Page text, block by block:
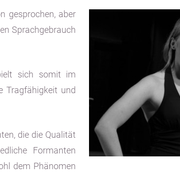
gesprochen, aber
Sprachgebrauch
sich somit im
Tragfähigkeit und
die die Qualität
Formanten
dem Phänomen